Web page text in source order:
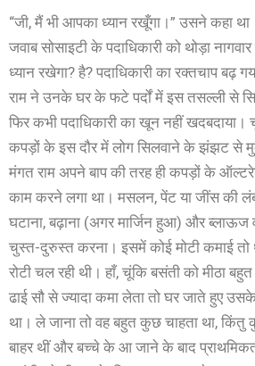
“जी, मैं भी आपका ध्यान रखूँगा।” उसने कहा
जवाब सोसाइटी के पदाधिकारी को थोड़ा
ध्यान रखेगा? है? पदाधिकारी का रक्तचाप बढ़
राम ने उनके घर के फटे पर्दों में इस तसल्ली से
फिर कभी पदाधिकारी का खून नहीं
कपड़ों के इस दौर में लोग सिलवाने के झंझट से
मंगत राम अपने बाप की तरह ही कपड़ों के
काम करने लगा था। मसलन, पेंट या जींस की
घटाना, बढ़ाना (अगर मार्जिन हुआ) और ब्लाऊज
चुस्त-दुरुस्त करना। इसमें कोई मोटी कमाई तो
रोटी चल रही थी। हाँ, चूंकि बसंती को मीठा
ढाई सौ से ज्यादा कमा लेता तो घर जाते हुए
था। ले जाना तो वह बहुत कुछ चाहता था,
बाहर थीं और बच्चे के आ जाने के बाद